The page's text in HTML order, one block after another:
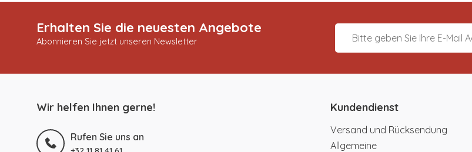
Erhalten Sie die neuesten Angebote
Abonnieren Sie jetzt unseren Newsletter
Wir helfen Ihnen gerne!
Rufen Sie uns an
Kundendienst
Versand und Rücksendung
Allgemeine